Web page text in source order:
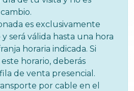
es exclusivamente
y será válida hasta una hora
horaria indicada. Si
este horario, deberás
de venta presencial.
por cable en el